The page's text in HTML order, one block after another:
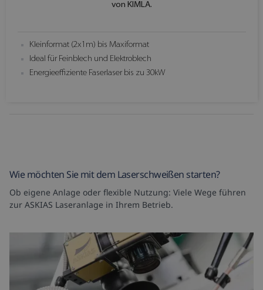
von KIMLA.
Kleinformat (2x1m) bis Maxiformat
Ideal für Feinblech und Elektroblech
Energieeffiziente Faserlaser bis zu 30kW
Wie möchten Sie mit dem Laserschweißen starten?
Ob eigene Anlage oder flexible Nutzung: Viele Wege führen
zur ASKIAS Laseranlage in Ihrem Betrieb.